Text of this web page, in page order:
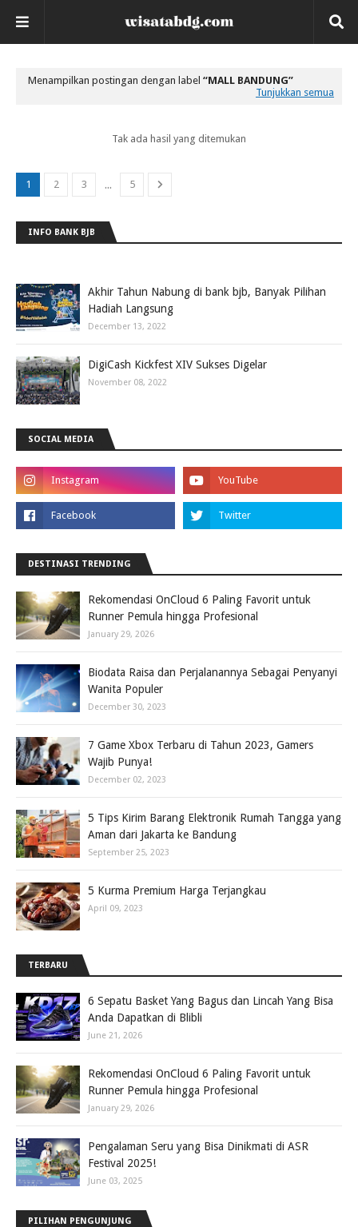
Menampilkan postingan dengan label
MALL BANDUNG
Tunjukkan semua
Tak ada hasil yang ditemukan
1 2 3 ... 5
INFO BANK BJB
Akhir Tahun Nabung di bank bjb, Banyak Pilihan
Hadiah Langsung
December 13, 2022
DigiCash Kickfest XIV Sukses Digelar
November 08, 2022
SOCIAL MEDIA
DESTINASI TRENDING
Rekomendasi OnCloud 6 Paling Favorit untuk
Runner Pemula hingga Profesional
January 29, 2026
Biodata Raisa dan Perjalanannya Sebagai Penyanyi
Wanita Populer
December 30, 2023
7 Game Xbox Terbaru di Tahun 2023, Gamers
Wajib Punya!
December 02, 2023
5 Tips Kirim Barang Elektronik Rumah Tangga yang
Aman dari Jakarta ke Bandung
September 25, 2023
5 Kurma Premium Harga Terjangkau
April 09, 2023
TERBARU
6 Sepatu Basket Yang Bagus dan Lincah Yang Bisa
Anda Dapatkan di Blibli
June 21, 2026
Rekomendasi OnCloud 6 Paling Favorit untuk
Runner Pemula hingga Profesional
January 29, 2026
Pengalaman Seru yang Bisa Dinikmati di ASR
Festival 2025!
June 03, 2025
PILIHAN PENGUNJUNG